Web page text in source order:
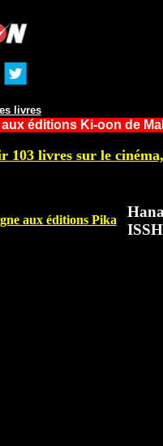
livres
éditions Ki-oon de
103 livres sur le
aux éditions Pika